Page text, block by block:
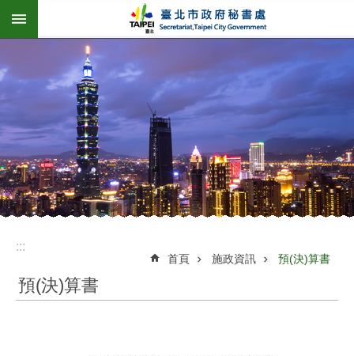
跳到主要內容區塊
:::
首頁 施政資訊 預(決)算書
預(決)算書